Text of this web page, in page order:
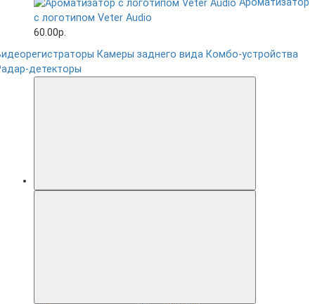
Ароматизатор
с логотипом Veter Audio
60.00р.
Камеры заднего вида Комбо-устройства
детекторы